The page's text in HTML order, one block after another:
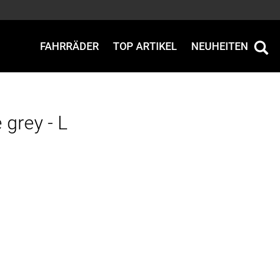
FAHRRÄDER TOP ARTIKEL NEUHEITEN
grey - L